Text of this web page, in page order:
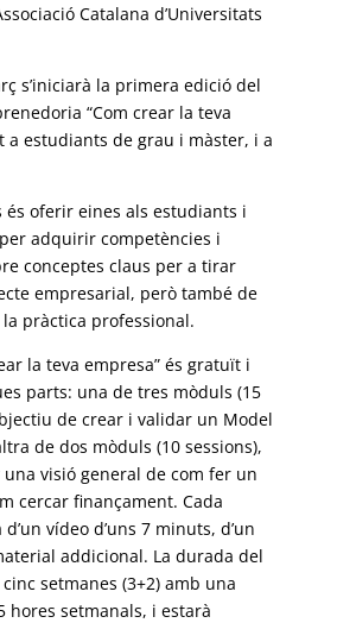
Catalana d’Universitats
s’iniciarà la primera edició del
“Com crear la teva
a estudiants de grau i màster, i a
és oferir eines als estudiants i
adquirir competències i
conceptes claus per a tirar
empresarial, però també de
pràctica professional.
la teva empresa” és gratuït i
parts: una de tres mòduls (15
de crear i validar un Model
de dos mòduls (10 sessions),
visió general de com fer un
cercar finançament. Cada
vídeo d’uns 7 minuts, d’un
addicional. La durada del
setmanes (3+2) amb una
hores setmanals, i estarà